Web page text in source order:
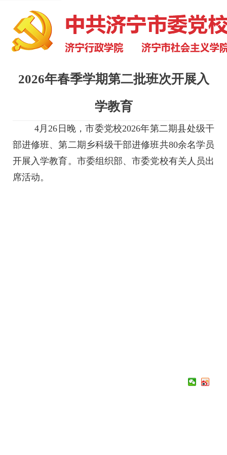
2026年春季学期第二批班次开展入
学教育
4月26日晚，市委党校2026年第二期县处级干
部进修班、第二期乡科级干部进修班共80余名学员
开展入学教育。市委组织部、市委党校有关人员出
席活动。